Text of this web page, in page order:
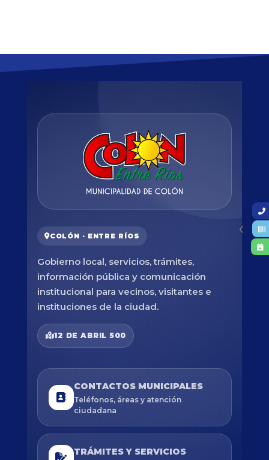
COLÓN · ENTRE RÍOS
Gobierno local, servicios, trámites,
información pública y comunicación
institucional para vecinos, visitantes e
instituciones de la ciudad.
12 DE ABRIL 500
CONTACTOS MUNICIPALES
Teléfonos, áreas y atención
ciudadana
TRÁMITES Y SERVICIOS